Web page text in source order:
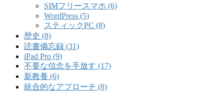
SIMフリースマホ (6)
WordPress (5)
スティックPC (8)
歴史 (8)
読書備忘録 (31)
iPad Pro (9)
不要な信念を手放す (17)
新教養 (6)
統合的なアプローチ (8)